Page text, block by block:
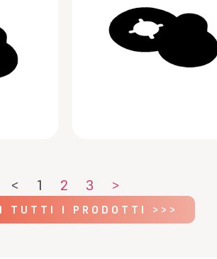
< 1 2 3 >
TUTTI I PRODOTTI >>>